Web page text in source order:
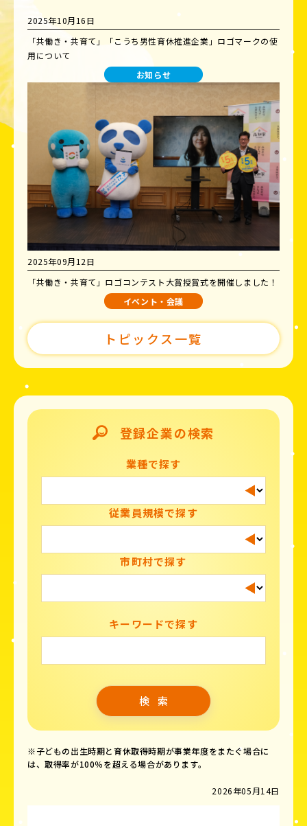
2025年10月16日
「共働き・共育て」「こうち男性育休推進企業」ロゴマークの使
用について
お知らせ
2025年09月12日
「共働き・共育て」ロゴコンテスト大賞授賞式を開催しました！
イベント・会議
トピックス一覧
登録企業の検索
業種で探す
従業員規模で探す
市町村で探す
キーワードで探す
※子どもの出生時期と育休取得時期が事業年度をまたぐ場合に
は、取得率が100％を超える場合があります。
2026年05月14日